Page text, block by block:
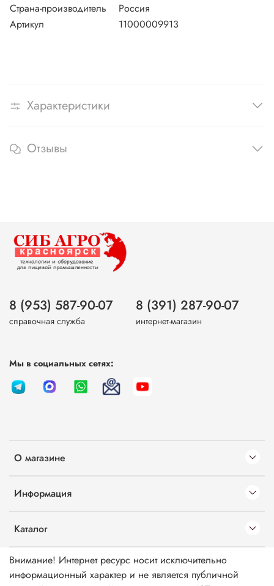
Страна-производитель
Россия
Артикул
11000009913
Характеристики
Отзывы
О магазине
Информация
Каталог
8 (953) 587-90-07
справочная служба
8 (391) 287-90-07
интернет-магазин
Мы в социальных сетях:
Внимание! Интернет ресурс носит исключительно
информационный характер и не является публичной